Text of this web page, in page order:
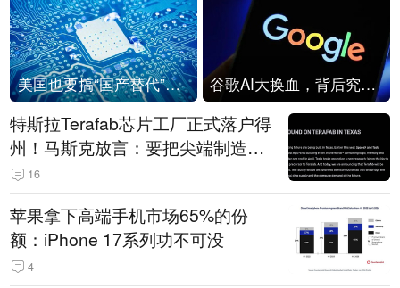
美国也要搞“国产替代”？先算清三笔账 谷歌AI大换血，背后究竟发生了什么？
特斯拉Terafab芯片工厂正式落户得
州！马斯克放言：要把尖端制造带
回美国
16
苹果拿下高端手机市场65%的份
额：iPhone 17系列功不可没
4